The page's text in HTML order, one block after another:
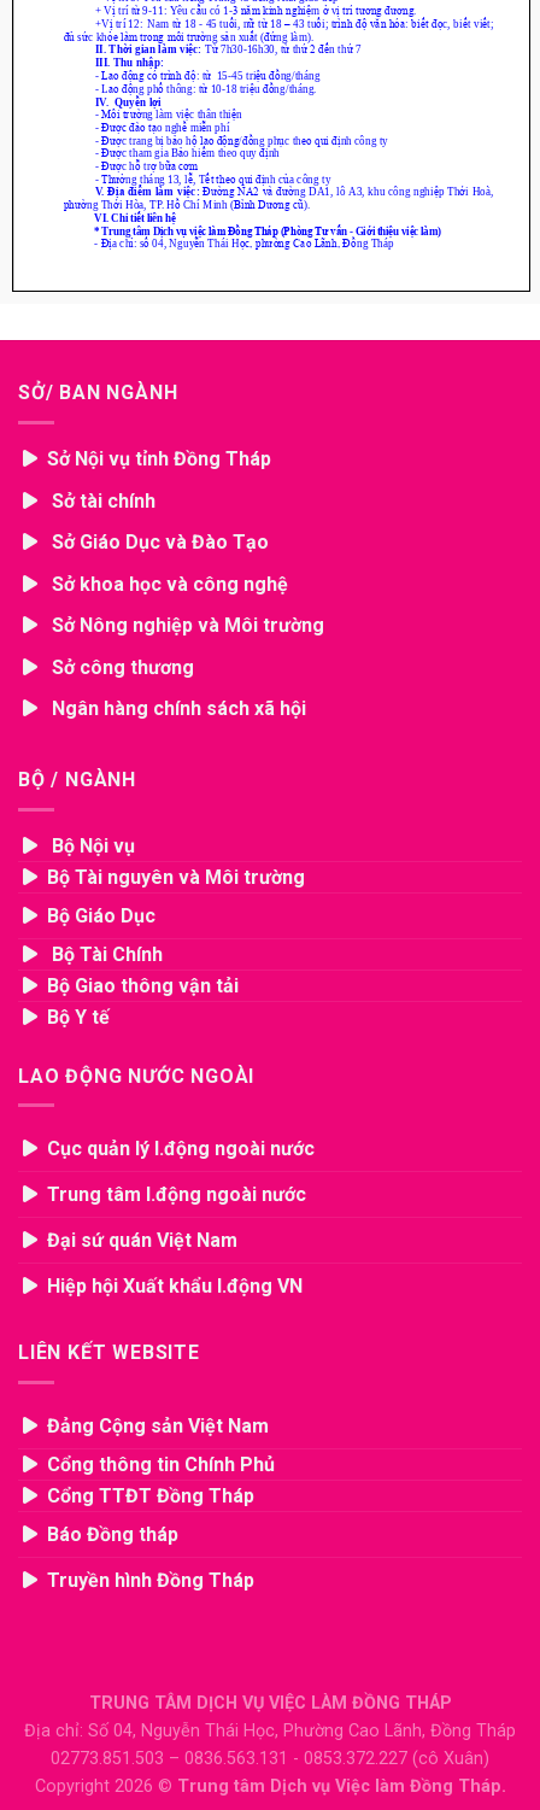
SỞ/ BAN NGÀNH
Sở Nội vụ tỉnh Đồng Tháp
Sở tài chính
Sở Giáo Dục và Đào Tạo
Sở khoa học và công nghệ
Sở Nông nghiệp và Môi trường
Sở công thương
Ngân hàng chính sách xã hội
BỘ / NGÀNH
Bộ Nội vụ
Bộ Tài nguyên và Môi trường
Bộ Giáo Dục
Bộ Tài Chính
Bộ Giao thông vận tải
Bộ Y tế
LAO ĐỘNG NƯỚC NGOÀI
Cục quản lý l.động ngoài nước
Trung tâm l.động ngoài nước
Đại sứ quán Việt Nam
Hiệp hội Xuất khẩu l.động VN
LIÊN KẾT WEBSITE
Đảng Cộng sản Việt Nam
Cổng thông tin Chính Phủ
Cổng TTĐT Đồng Tháp
Báo Đồng tháp
Truyền hình Đồng Tháp
TRUNG TÂM DỊCH VỤ VIỆC LÀM ĐỒNG THÁP
Địa chỉ: Số 04, Nguyễn Thái Học, Phường Cao Lãnh, Đồng Tháp
02773.851.503 – 0836.563.131 - 0853.372.227 (cô Xuân)
Copyright 2026 © Trung tâm Dịch vụ Việc làm Đồng Tháp.